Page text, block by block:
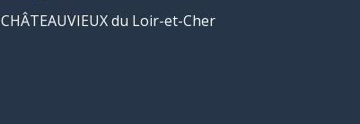
CHÂTEAUVIEUX du Loir-et-Cher